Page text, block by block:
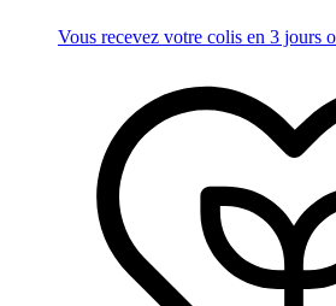
Vous recevez votre colis en 3 jours